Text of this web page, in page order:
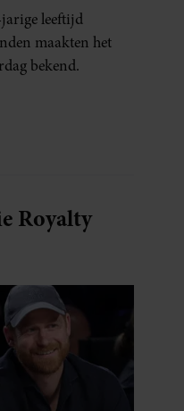
leeftijd
maakten het
bekend.
Royalty